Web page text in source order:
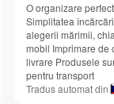
O organizare
Simplitatea
alegerii mărimii,
mobil Imprimare de
livrare Produsele
pentru transport
Tradus automat din